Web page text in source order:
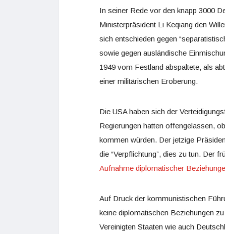
In seiner Rede vor den knapp 3000
Ministerpräsident Li Keqiang den
sich entschieden gegen
sowie gegen ausländische
1949 vom Festland abspaltete, als
einer militärischen Eroberung.
Die USA haben sich der
Regierungen hatten offengelassen,
kommen würden. Der jetzige
die “Verpflichtung”, dies zu tun. Der
Aufnahme diplomatischer
Auf Druck der kommunistischen
keine diplomatischen Beziehungen
Vereinigten Staaten wie auch